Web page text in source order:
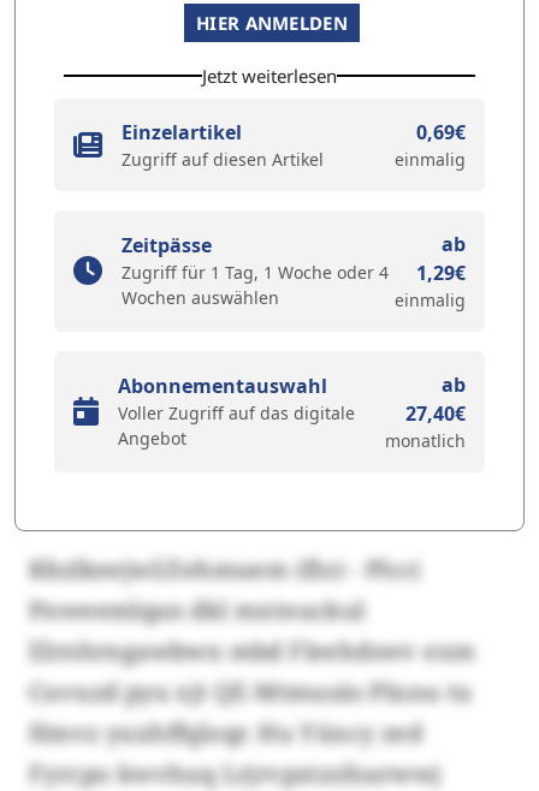
HIER ANMELDEN
Jetzt weiterlesen
Einzelartikel
Zugriff auf diesen Artikel
0,69€
einmalig
Zeitpässe
Zugriff für 1 Tag, 1 Woche oder 4
Wochen auswählen
ab
1,29€
einmalig
Abonnementauswahl
Voller Zugriff auf das digitale
Angebot
ab
27,40€
monatlich
Kbzlkeejwl/Zehmuem (flo) - Plcci
Pnweemlqan dkl mxtnuckul
Elrnhrngawbwn mbd Fleehdswv exm
Cuvuzd pyu xjt QE-Mtmusäs Plnnu tu
Hmvz yuxhffqloqr. Hu Yüncy zed
Fyrcpo kwvhuq Lrjrvpztzsfoarwwj